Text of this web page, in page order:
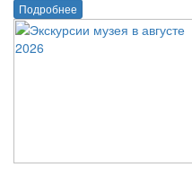
Подробнее